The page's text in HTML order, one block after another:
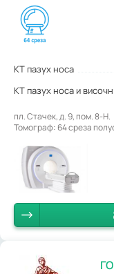
КТ пазух носа
КТ пазух носа и
пл. Стачек, д. 9, пом. 8-Н.
Томограф: 64 среза